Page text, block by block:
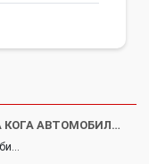
КОГА АВТОМОБИЛ…